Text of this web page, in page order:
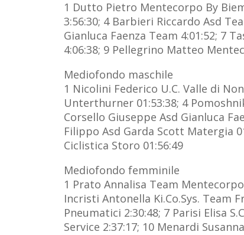
1 Dutto Pietro Mentecorpo By
3:56:30; 4 Barbieri Riccardo Asd
Gianluca Faenza Team 4:01:52; 7
4:06:38; 9 Pellegrino Matteo
Mediofondo maschile
1 Nicolini Federico U.C. Valle di
Unterthurner 01:53:38; 4
Corsello Giuseppe Asd Gianluca
Filippo Asd Garda Scott Matergia
Ciclistica Storo 01:56:49
Mediofondo femminile
1 Prato Annalisa Team Mentecorpo
Incristi Antonella Ki.Co.Sys. Team
Pneumatici 2:30:48; 7 Parisi Elisa
Service 2:37:17; 10 Menardi